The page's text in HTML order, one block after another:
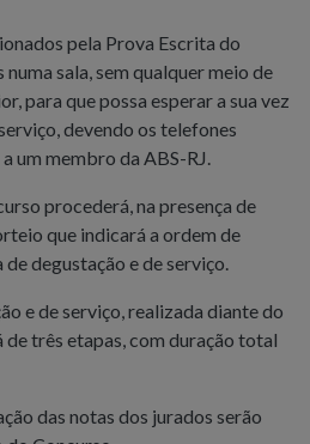
pela Prova Escrita do
sala, sem qualquer meio de
para que possa esperar a sua vez
devendo os telefones
um membro da ABS-RJ.
procederá, na presença de
que indicará a ordem de
degustação e de serviço.
e de serviço, realizada diante do
de três etapas, com duração total
das notas dos jurados serão